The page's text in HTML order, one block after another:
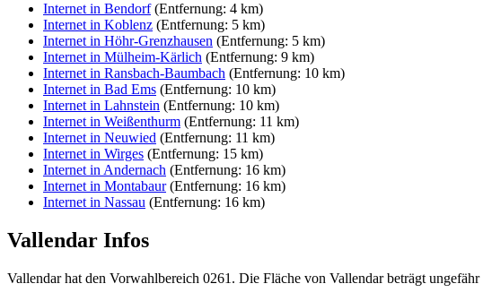
Internet in Bendorf(Entfernung: 4 km)
Internet in Koblenz (Entfernung: 5 km)
Internet in Höhr-Grenzhausen (Entfernung: 5 km)
Internet in Mülheim-Kärlich (Entfernung: 9 km)
Internet in Ransbach-Baumbach (Entfernung: 10 km)
Internet in Bad Ems (Entfernung: 10 km)
Internet in Lahnstein (Entfernung: 10 km)
Internet in Weißenthurm (Entfernung: 11 km)
Internet in Neuwied (Entfernung: 11 km)
Internet in Wirges (Entfernung: 15 km)
Internet in Andernach (Entfernung: 16 km)
Internet in Montabaur(Entfernung: 16 km)
Internet in Nassau (Entfernung: 16 km)
Vallendar Infos
Vallendar hat den Vorwahlbereich 0261. Die Fläche von Vallendar beträgt